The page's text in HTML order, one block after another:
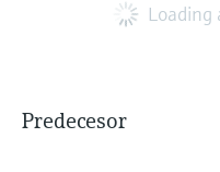
Loading
Predecesor